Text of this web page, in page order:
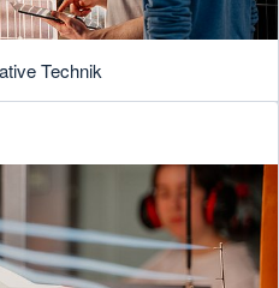
Technik